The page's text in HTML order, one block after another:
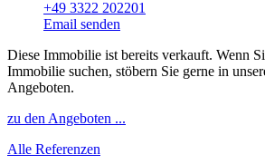
+49 3322 202201
Email senden
Diese Immobilie ist bereits verkauft. Wenn
Immobilie suchen, stöbern Sie gerne in
Angeboten.
zu den Angeboten ...
Alle Referenzen